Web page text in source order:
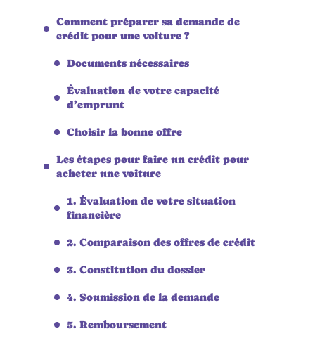
Comment préparer sa demande de
crédit pour une voiture ?
Documents nécessaires
Évaluation de votre capacité
d’emprunt
Choisir la bonne offre
Les étapes pour faire un crédit pour
acheter une voiture
1. Évaluation de votre situation
financière
2. Comparaison des offres de crédit
3. Constitution du dossier
4. Soumission de la demande
5. Remboursement